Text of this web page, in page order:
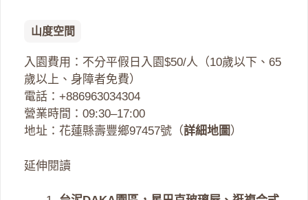
山度空間
入園費用：不分平假日入園$50/人（10歲以下、65
歲以上、身障者免費）
電話：+886963034304
營業時間：09:30–17:00
地址：花蓮縣壽豐鄉97457號（詳細地圖）
延伸閱讀